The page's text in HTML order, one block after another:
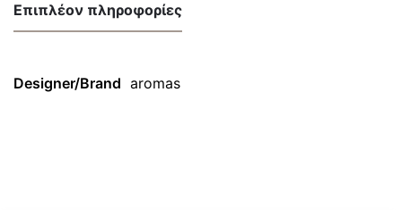
Επιπλέον πληροφορίες
Designer/Brand aromas